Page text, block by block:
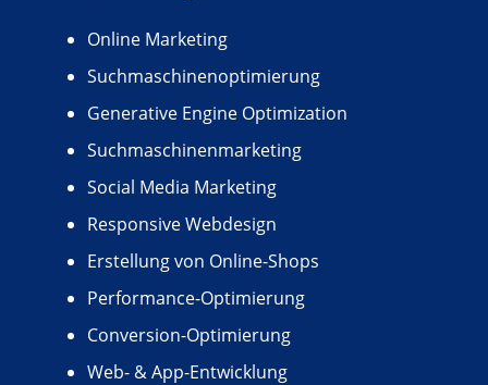
Online Marketing
Suchmaschinenoptimierung
Generative Engine Optimization
Suchmaschinenmarketing
Social Media Marketing
Responsive Webdesign
Erstellung von Online-Shops
Performance-Optimierung
Conversion-Optimierung
Web- & App-Entwicklung